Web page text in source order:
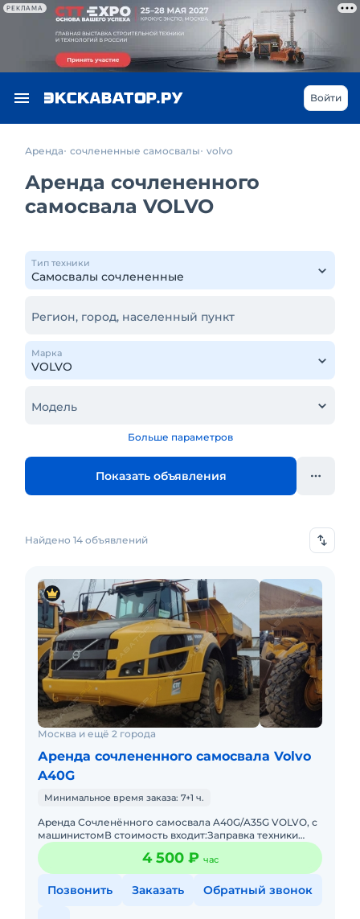
РЕКЛАМА
Войти
Аренда сочлененные самосвалы volvo
Аренда сочлененного
самосвала VOLVO
Тип техники
Регион, город, населенный пункт
Марка
Модель
Больше параметров
Показать объявления
Найдено 14 объявлений
Москва и ещё 2 города
Аренда сочлененного самосвала Volvo
A40G
Минимальное время заказа: 7+1 ч.
Apeнда Сочленённого самосвала A40G/A35G VOLVO, с
машинистомВ стоимость входит:Заправка техники
топливом (ГСМ)Оператор со всеми необходимыми
документами и гражда4 500 ₽ час
Позвонить Заказать Обратный звонок